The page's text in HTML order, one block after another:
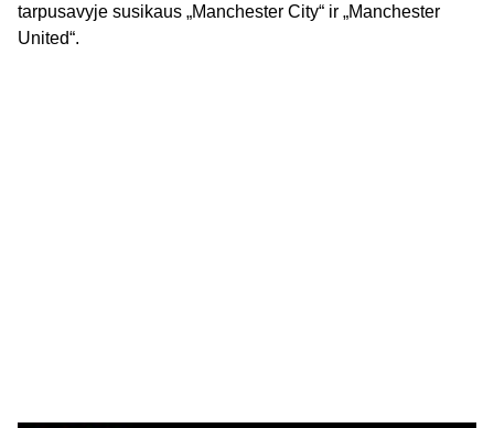
tarpusavyje susikaus „Manchester City“ ir „Manchester
United“.